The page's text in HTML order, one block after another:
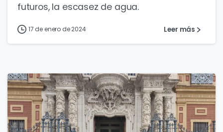
futuros, la escasez de agua.
17 de enero de 2024 Leer más